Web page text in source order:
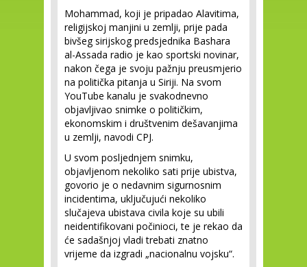
Mohammad, koji je pripadao Alavitima,
religijskoj manjini u zemlji, prije pada
bivšeg sirijskog predsjednika Bashara
al-Assada radio je kao sportski novinar,
nakon čega je svoju pažnju preusmjerio
na politička pitanja u Siriji. Na svom
YouTube kanalu je svakodnevno
objavljivao snimke o političkim,
ekonomskim i društvenim dešavanjima
u zemlji, navodi CPJ.
U svom posljednjem snimku,
objavljenom nekoliko sati prije ubistva,
govorio je o nedavnim sigurnosnim
incidentima, uključujući nekoliko
slučajeva ubistava civila koje su ubili
neidentifikovani počinioci, te je rekao da
će sadašnjoj vladi trebati znatno
vrijeme da izgradi „nacionalnu vojsku“.